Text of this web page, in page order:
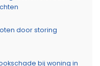
door storing
bij woning in